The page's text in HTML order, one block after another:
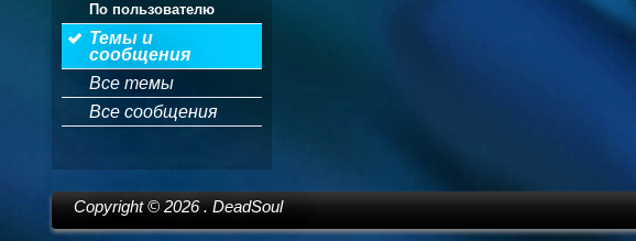
По пользователю
Темы и
сообщения
Все темы
Все сообщения
Copyright © 2026. DeadSoul